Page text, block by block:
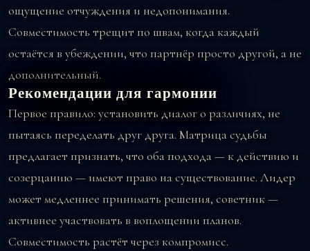
ощущение отчуждения и недопонимания.
Совместимость трещит по швам, когда каждый
остаётся в убеждении, что партнёр просто другой, а не
дополнительный.
Рекомендации для гармонии
Первое правило: установить диалог о различиях, не
пытаясь переделать друг друга. Матрица судьбы
предлагает признать, что оба подхода — к действию и
созерцанию — имеют право на существование. Лидер
может медленнее принимать решения, советник —
активнее участвовать в воплощении планов.
Совместимость растёт через компромисс.